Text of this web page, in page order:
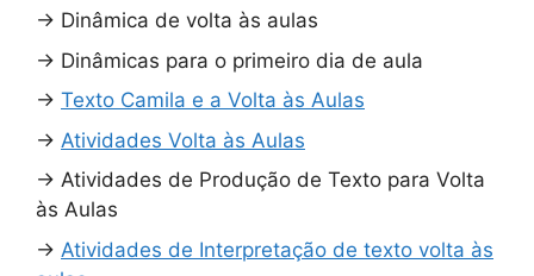
→ Dinâmica de volta às aulas
→ Dinâmicas para o primeiro dia de aula
→ Texto Camila e a Volta às Aulas
→ Atividades Volta às Aulas
→ Atividades de Produção de Texto para Volta
às Aulas
→ Atividades de Interpretação de texto volta às